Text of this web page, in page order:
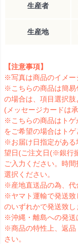
生産者
生産地
【注意事項】
※写真は商品のイメー
※こちらの商品は簡易
の場合は、項目選択肢
(メッセージカードは
※こちらの商品はトゲ
をご希望の場合はト
※お届け日指定がある
望日(ご注文日(※銀行
ご入力ください。時
選択ください。
※産地直送品の為、代
※ヤマト運輸で発送致
のいずれかで発送致し
※沖縄・離島への発送
※商品の特性上、返品
さい。